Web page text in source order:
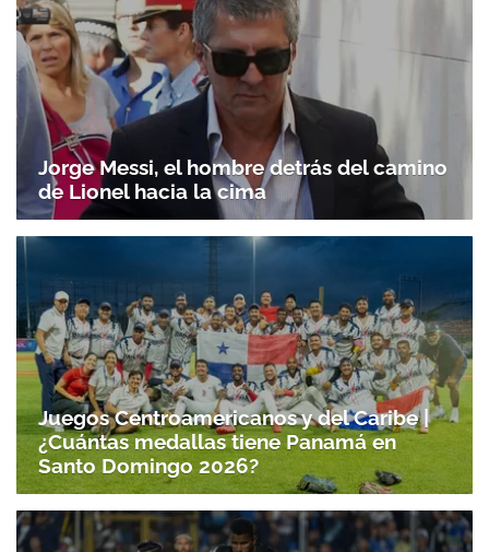
Jorge Messi, el hombre detrás del camino
de Lionel hacia la cima
Juegos Centroamericanos y del Caribe |
¿Cuántas medallas tiene Panamá en
Santo Domingo 2026?